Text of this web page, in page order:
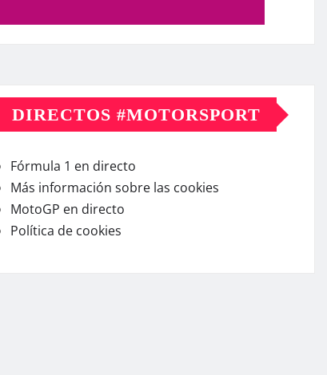
DIRECTOS #MOTORSPORT
Fórmula 1 en directo
Más información sobre las cookies
MotoGP en directo
Política de cookies